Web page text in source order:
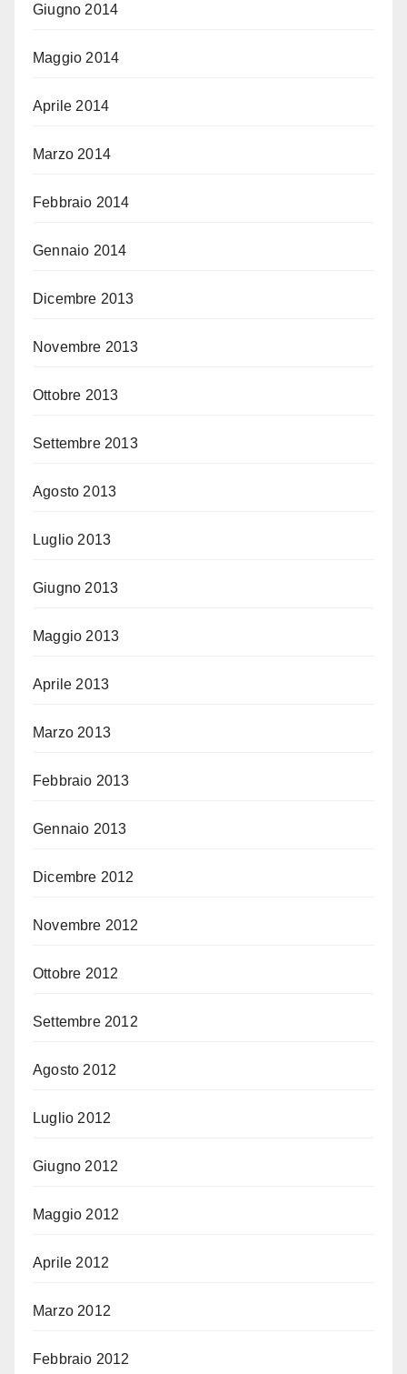
Giugno 2014
Maggio 2014
Aprile 2014
Marzo 2014
Febbraio 2014
Gennaio 2014
Dicembre 2013
Novembre 2013
Ottobre 2013
Settembre 2013
Agosto 2013
Luglio 2013
Giugno 2013
Maggio 2013
Aprile 2013
Marzo 2013
Febbraio 2013
Gennaio 2013
Dicembre 2012
Novembre 2012
Ottobre 2012
Settembre 2012
Agosto 2012
Luglio 2012
Giugno 2012
Maggio 2012
Aprile 2012
Marzo 2012
Febbraio 2012